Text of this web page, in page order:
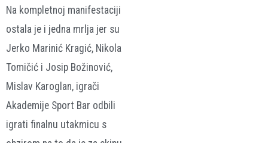
Na kompletnoj manifestaciji
ostala je i jedna mrlja jer su
Jerko Marinić Kragić, Nikola
Tomičić i Josip Božinović,
Mislav Karoglan, igrači
Akademije Sport Bar odbili
igrati finalnu utakmicu s